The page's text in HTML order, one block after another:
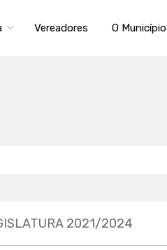
Vereadores O Município
2021/2024